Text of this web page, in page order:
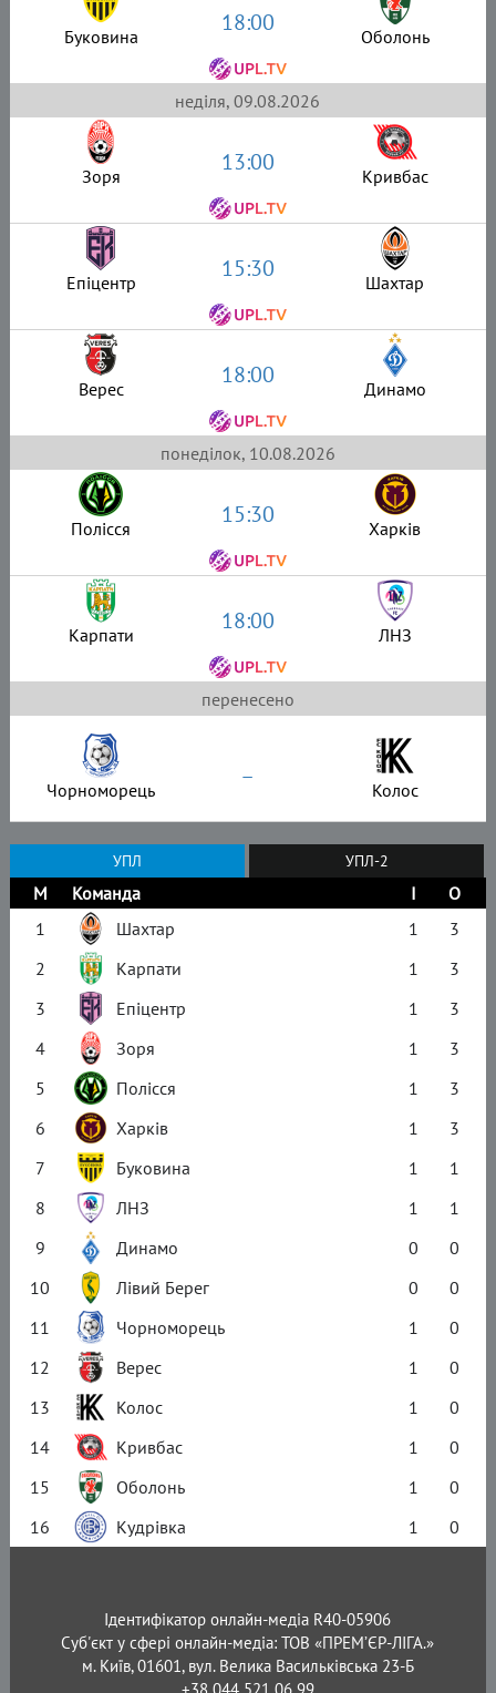
Буковина 18:00 Оболонь
неділя, 09.08.2026
Зоря 13:00 Кривбас
Епіцентр 15:30 Шахтар
Верес 18:00 Динамо
понеділок, 10.08.2026
Полісся 15:30 Харків
Карпати 18:00 ЛНЗ
перенесено
Чорноморець – Колос
УПЛ УПЛ-2
М Команда І
О
1
Шахтар 1
3
2
Карпати 1
3
3
Епіцентр 1
3
4
Зоря 1
3
5
Полісся 1
3
6
Харків 1
3
7
Буковина 1
1
8
ЛНЗ 1
1
9
Динамо 0
0
10
Лівий Берег 0
0
11
Чорноморець 1
0
12
Верес 1
0
13
Колос 1
0
14
Кривбас 1
0
15
Оболонь 1
0
16
Кудрівка 1 0
Ідентифікатор онлайн-медіа R40-05906
Суб'єкт у сфері онлайн-медіа: ТОВ «ПРЕМ’ЄР-ЛІГА.»
м. Київ, 01601, вул. Велика Васильківська 23-Б
+38 044 521 06 99